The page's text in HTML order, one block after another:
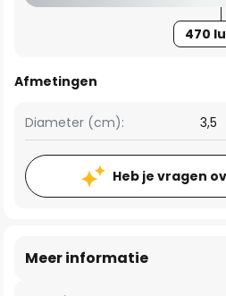
470
Afmetingen
Diameter (cm): 3,5
Heb je vragen
Meer informatie